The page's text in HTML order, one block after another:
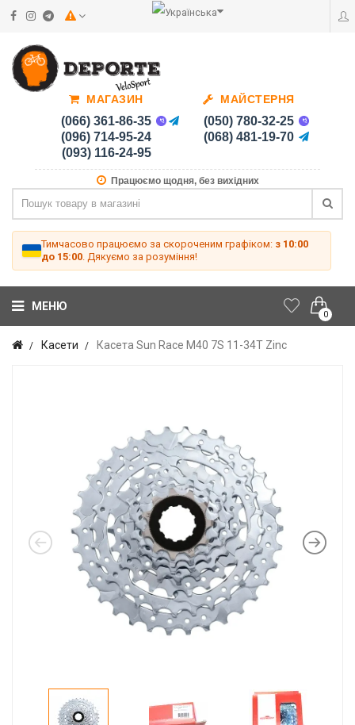
МАГАЗИН
(066) 361-86-35
(096) 714-95-24
(093) 116-24-95
МАЙСТЕРНЯ
(050) 780-32-25
(068) 481-19-70
Працюємо щодня, без вихідних
Тимчасово працюємо за скороченим графіком: з 10:00
до 15:00 . Дякуємо за розуміння!
0
МЕНЮ
Касети Касета Sun Race M40 7S 11-34T Zinc